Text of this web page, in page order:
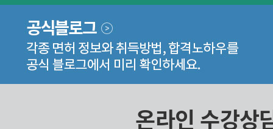
온라인 수강상